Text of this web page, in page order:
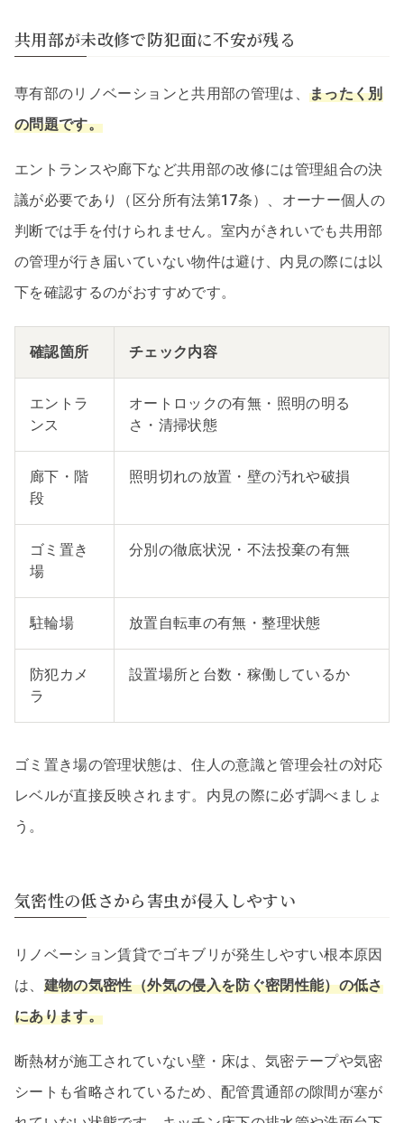
共用部が未改修で防犯面に不安が残る
専有部のリノベーションと共用部の管理は、まったく別
の問題です。
エントランスや廊下など共用部の改修には管理組合の決
議が必要であり（区分所有法第17条）、オーナー個人の
判断では手を付けられません。室内がきれいでも共用部
の管理が行き届いていない物件は避け、内見の際には以
下を確認するのがおすすめです。
確認箇所 チェック内容
エントラ
ンス
オートロックの有無・照明の明る
さ・清掃状態
廊下・階
段
照明切れの放置・壁の汚れや破損
ゴミ置き
場
分別の徹底状況・不法投棄の有無
駐輪場 放置自転車の有無・整理状態
防犯カメ
ラ
設置場所と台数・稼働しているか
ゴミ置き場の管理状態は、住人の意識と管理会社の対応
レベルが直接反映されます。内見の際に必ず調べましょ
う。
気密性の低さから害虫が侵入しやすい
リノベーション賃貸でゴキブリが発生しやすい根本原因
は、 建物の気密性（外気の侵入を防ぐ密閉性能）の低さ
にあります。
断熱材が施工されていない壁・床は、気密テープや気密
シートも省略されているため、配管貫通部の隙間が塞が